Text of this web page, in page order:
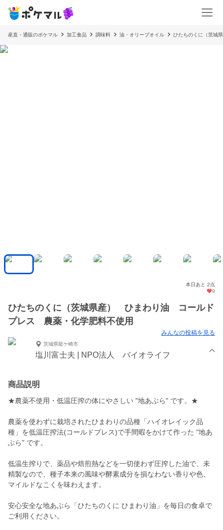
産直・通販のポケマル 加工食品 調味料 油・オリーブオイル ひたちのくに（茨城
本日あと 2点
9
ひたちのくに（茨城県産） ひまわり油 コールド
プレス 農薬・化学肥料不使用
みんなの投稿を見る
茨城県龍ケ崎市
塩川富士夫 | NPO法人 バイオライフ
商品説明
★農薬不使用・低温圧搾の体にやさしい "地あぶら" です。★
農薬を使わずに栽培されたひまわりの品種「ハイオレイック品
種」を低温圧搾法(コールドプレス)で手間暇をかけて作った "地あ
ぶら" です。
低温生搾りで、薬品や焙煎熱などを一切使わず圧搾した油で、未
精製なので、種子本来の風味や酵素成分を損なわない香りや色、
マイルドなこくを味わえます。
安心安全な地あぶら「ひたちのくに ひまわり油」を毎日の食卓で
ご利用ください。